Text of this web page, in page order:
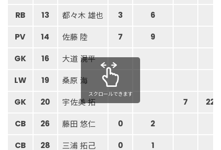
RB 13 都々木 雄也 3 6
PV 14 佐藤 陸 7 9
GK 16 大道 滉平
LW 19 桑原 海
GK 20 宇佐美 拓 7 22
CB 26 藤田 悠仁 0 2
CB 28 三浦 拓己 0 1
スクロールできます